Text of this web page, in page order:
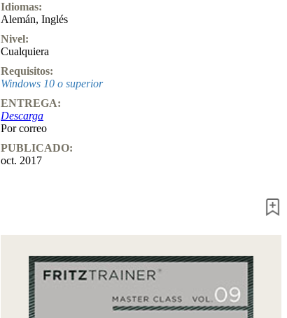
Idiomas:
Alemán, Inglés
Nivel:
Cualquiera
Requisitos:
Windows 10 o superior
ENTREGA:
Descarga
Por correo
PUBLICADO:
oct. 2017
Monografías
Minutos
FritzTrainer
Primeros
pasos